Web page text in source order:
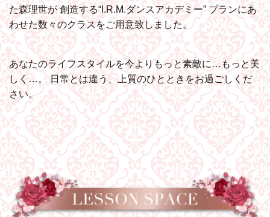
た森理世が創造する“I.R.M.ダンスアカデミー”プランにあ
わせた数々のクラスをご用意致しました。
あなたのライフスタイルを今よりもっと素敵に…もっと美
しく…。日常とは違う、上質のひとときをお過ごしくだ
さい。